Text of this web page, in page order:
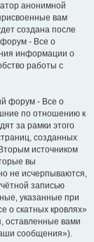
анонимной
вам
создана после
- Все о
информации о
работы с
форум - Все о
по отношению к
за рамки этого
созданных
источником
вы
не исчерпываются,
записью
указанные при
о скатных кровлях»
оставленные вами
сообщения»).